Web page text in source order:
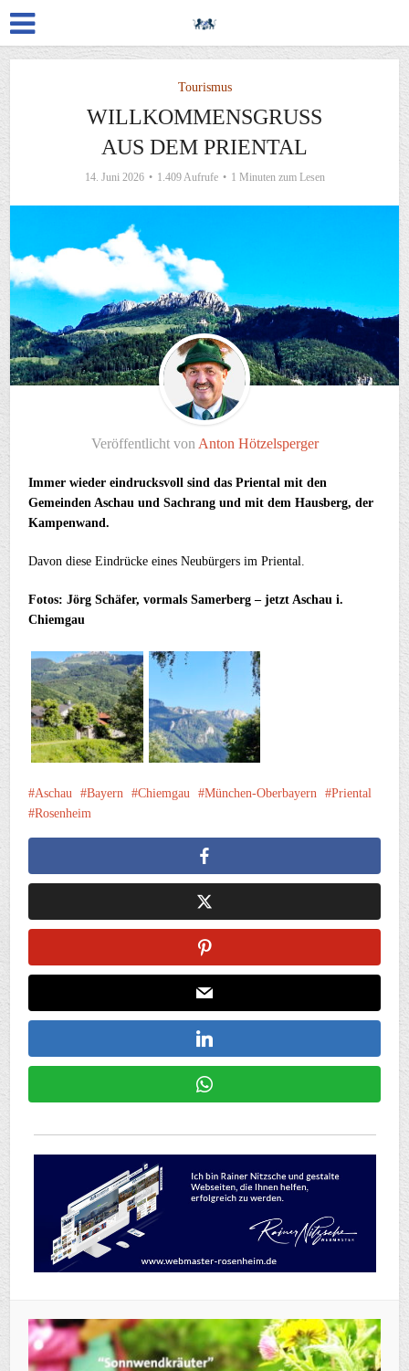
Tourismus
WILLKOMMENSGRUSS A
US DEM PRIENTAL
14. Juni 2026 1.409 Aufrufe 1 Minuten zum Lesen
Veröffentlicht von Anton Hötzelsperger
Immer wieder eindrucksvoll sind das Priental mit den
Gemeinden Aschau und Sachrang und mit dem Hausberg, der
Kampenwand.
Davon diese Eindrücke eines Neubürgers im Priental.
Fotos: Jörg Schäfer, vormals Samerberg – jetzt Aschau i.
Chiemgau
Aschau Bayern Chiemgau München-Oberbayern
Priental
Rosenheim